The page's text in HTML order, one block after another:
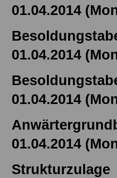
01.04.2014
01.04.2014
01.04.2014
01.04.2014
Strukturzulage